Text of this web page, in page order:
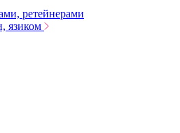
ретейнерами
язиком